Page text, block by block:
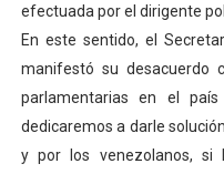
Iniciación al yoga
Mincomunas impulsa
Expertos
efectuada por el dirigente
En este sentido, el
manifestó su desacuerdo
parlamentarias en el
dedicaremos a darle
y por los venezolanos, si